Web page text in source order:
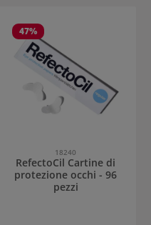
47%
18240
RefectoCil Cartine di
protezione occhi - 96
pezzi